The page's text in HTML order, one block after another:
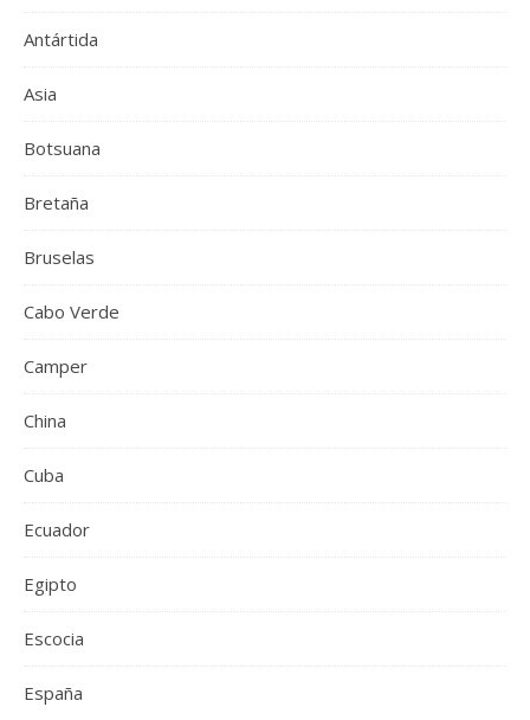
Antártida
Asia
Botsuana
Bretaña
Bruselas
Cabo Verde
Camper
China
Cuba
Ecuador
Egipto
Escocia
España